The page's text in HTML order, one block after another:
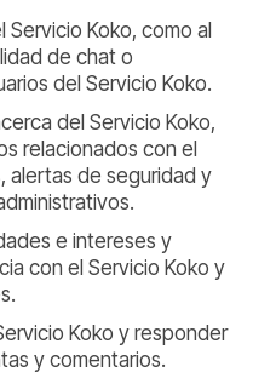
Servicio Koko, como al
de chat o
del Servicio Koko.
del Servicio Koko,
relacionados con el
alertas de seguridad y
e intereses y
con el Servicio Koko y
Koko y responder
y comentarios.